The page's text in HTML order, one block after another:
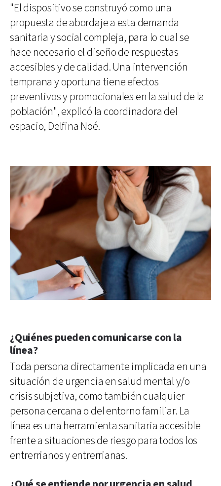
"El dispositivo se construyó como una
propuesta de abordaje a esta demanda
sanitaria y social compleja, para lo cual se
hace necesario el diseño de respuestas
accesibles y de calidad. Una intervención
temprana y oportuna tiene efectos
preventivos y promocionales en la salud de la
población", explicó la coordinadora del
espacio, Delfina Noé.
¿Quiénes pueden comunicarse con la
línea?
Toda persona directamente implicada en una
situación de urgencia en salud mental y/o
crisis subjetiva, como también cualquier
persona cercana o del entorno familiar. La
línea es una herramienta sanitaria accesible
frente a situaciones de riesgo para todos los
entrerrianos y entrerrianas.